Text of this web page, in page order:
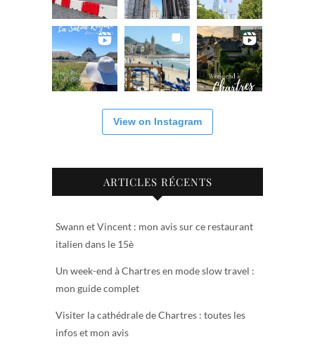
View on Instagram
ARTICLES RÉCENTS
Swann et Vincent : mon avis sur ce restaurant
italien dans le 15è
Un week-end à Chartres en mode slow travel :
mon guide complet
Visiter la cathédrale de Chartres : toutes les
infos et mon avis